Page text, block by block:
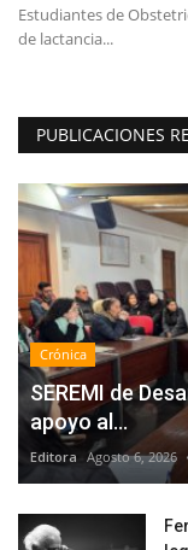
Estudiantes de
de lactancia...
PUBLICACIONES
Crónica
SEREMI de
apoyo al...
Editora Agosto 6, 2026